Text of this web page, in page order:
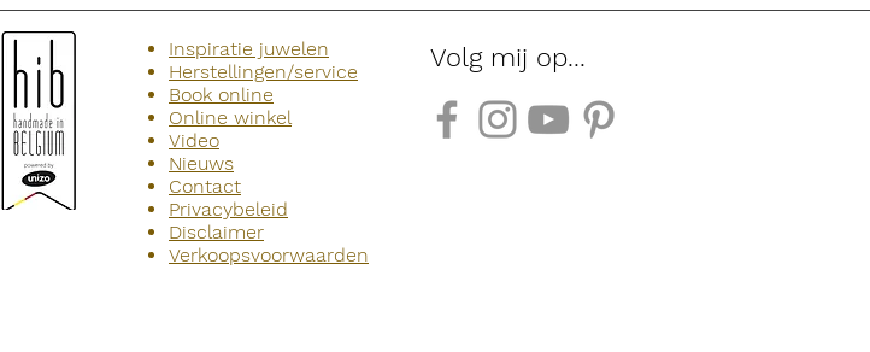
Follow me:
Inspiratie juwelen
Herstellingen/service
Book online
Online winkel
Video
Nieuws
Contact
Privacybeleid
Disclaimer
Verkoopsvoorwaarden
Volg mij op...